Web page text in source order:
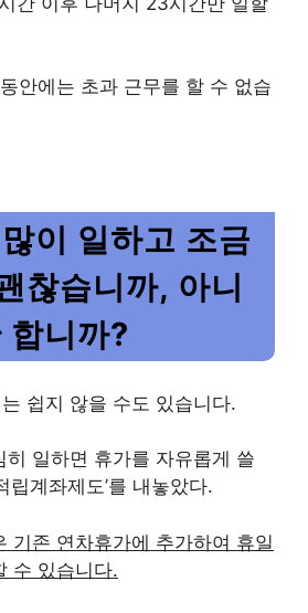
안에는 초과 근무를 할 수 없습
이 일하고 조금
찮습니까, 아니
합니까?
쉽지 않을 수도 있습니다.
히 일하면 휴가를 자유롭게 쓸
립계좌제도’를 내놓았다.
기존 연차휴가에 추가하여 휴일
수 있습니다.